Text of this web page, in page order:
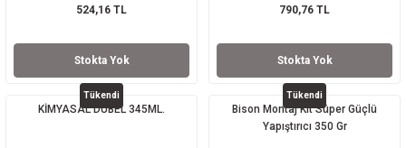
524,16 TL
Stokta Yok
790,76 TL
Stokta Yok
Tükendi
KİMYASAL DÜBEL 345ML.
Tükendi
Bison Montaj Kit Süper Güçlü
Yapıştırıcı 350 Gr